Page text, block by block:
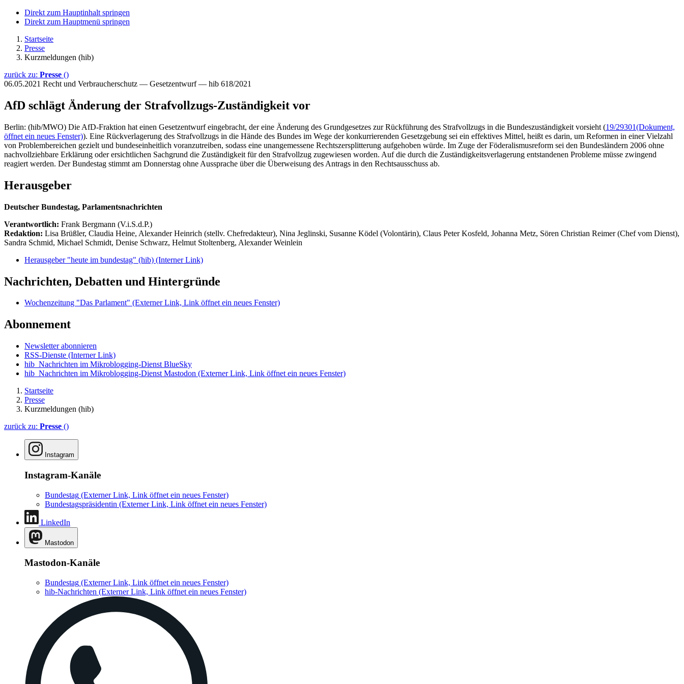
Direkt zum Hauptinhalt springen
Direkt zum Hauptmenü springen
Startseite
Presse
Kurzmeldungen (hib)
zurück zu: Presse ()
06.05.2021 Recht und Verbraucherschutz — Gesetzentwurf — hib 618/2021
AfD schlägt Änderung der Strafvollzugs-Zuständigkeit vor
Berlin: (hib/MWO) Die AfD-Fraktion hat einen Gesetzentwurf eingebracht, der eine Änderung des Grundgesetzes zur Rückführung des Strafvollzugs in die Bundeszuständigkeit vorsieht (19/29301(Dokument,
öffnet ein neues Fenster)). Eine Rückverlagerung des Strafvollzugs in die Hände des Bundes im Wege der konkurrierenden Gesetzgebung sei ein effektives Mittel, heißt es darin, um Reformen in einer Vielzahl
von Problembereichen gezielt und bundeseinheitlich voranzutreiben, sodass eine unangemessene Rechtszersplitterung aufgehoben würde. Im Zuge der Föderalismusreform sei den Bundesländern 2006 ohne
nachvollziehbare Erklärung oder ersichtlichen Sachgrund die Zuständigkeit für den Strafvollzug zugewiesen worden. Auf die durch die Zuständigkeitsverlagerung entstandenen Probleme müsse zwingend
reagiert werden. Der Bundestag stimmt am Donnerstag ohne Aussprache über die Überweisung des Antrags in den Rechtsausschuss ab.
Herausgeber
Deutscher Bundestag, Parlamentsnachrichten
Verantwortlich: Frank Bergmann (V.i.S.d.P.)
Redaktion: Lisa Brüßler, Claudia Heine, Alexander Heinrich (stellv. Chefredakteur), Nina Jeglinski, Susanne Ködel (Volontärin), Claus Peter Kosfeld, Johanna Metz, Sören Christian Reimer (Chef vom Dienst),
Sandra Schmid, Michael Schmidt, Denise Schwarz, Helmut Stoltenberg, Alexander Weinlein
Herausgeber "heute im bundestag" (hib) (Interner Link)
Nachrichten, Debatten und Hintergründe
Wochenzeitung "Das Parlament" (Externer Link, Link öffnet ein neues Fenster)
Abonnement
Newsletter abonnieren
RSS-Dienste (Interner Link)
hib_Nachrichten im Mikroblogging-Dienst BlueSky
hib_Nachrichten im Mikroblogging-Dienst Mastodon (Externer Link, Link öffnet ein neues Fenster)
Startseite
Presse
Kurzmeldungen (hib)
zurück zu: Presse ()
Instagram
Instagram-Kanäle
Bundestag (Externer Link, Link öffnet ein neues Fenster)
Bundestagspräsidentin (Externer Link, Link öffnet ein neues Fenster)
LinkedIn
Mastodon
Mastodon-Kanäle
Bundestag (Externer Link, Link öffnet ein neues Fenster)
hib-Nachrichten (Externer Link, Link öffnet ein neues Fenster)